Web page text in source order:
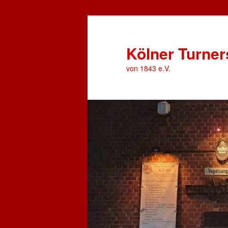
Kölner
von 1843 e.V.